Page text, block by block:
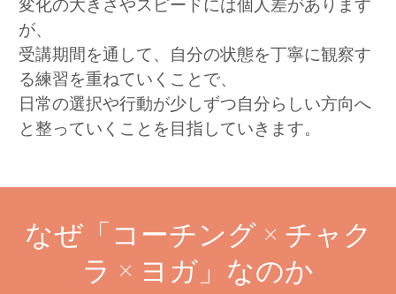
変化の大きさやスピードには個人差があります
が、
受講期間を通して、自分の状態を丁寧に観察す
る練習を重ねていくことで、
日常の選択や行動が少しずつ自分らしい方向へ
と整っていくことを目指していきます。
なぜ「コーチング × チャク
ラ × ヨガ」なのか